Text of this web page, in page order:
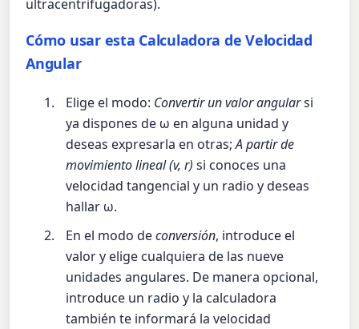
ultracentrifugadoras).
Cómo usar esta Calculadora de Velocidad
Angular
Elige el modo: Convertir un valor angularsi
ya dispones de ω en alguna unidad y
deseas expresarla en otras;A partir de
movimiento lineal (v, r) si conoces una
velocidad tangencial y un radio y deseas
hallar ω.
En el modo deconversión, introduce el
valor y elige cualquiera de las nueve
unidades angulares. De manera opcional,
introduce un radio y la calculadora
también te informará la velocidad